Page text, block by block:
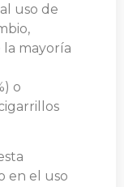
uso de
mayoría
o
en el uso